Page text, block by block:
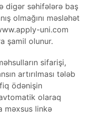
digər səhifələrə baş
olmağını məsləhət
uni.com
şamil olunur.
sifarişi,
artırılması tələb
ödənişin
olaraq
məxsus linkə